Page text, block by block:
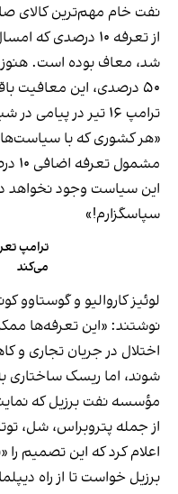
نفت خام مهم‌ترین کالای
از تعرفه ۱۰ درصدی
شد، معاف بوده است.
۵۰ درصدی، این معافیت باقی خواهد ماند یا نه.
ترامپ ۱۶ تیر در پیامی در شبکه‌ اجتماعی تروث‌سوشال
«هر کشوری که با
این سیاست وجود نخواهد
سپاسگزارم!»
می‌کند
لوئیز کاروالیو و گوستاوو
نوشتند: «این تعرفه‌ها
اختلال در جریان تجاری و
شوند، اما ریسک ساختاری
مؤسسه نفت برزیل که
از جمله پتروبراس، شل،
اعلام کرد که این تصمیم را
برزیل خواست تا از راه